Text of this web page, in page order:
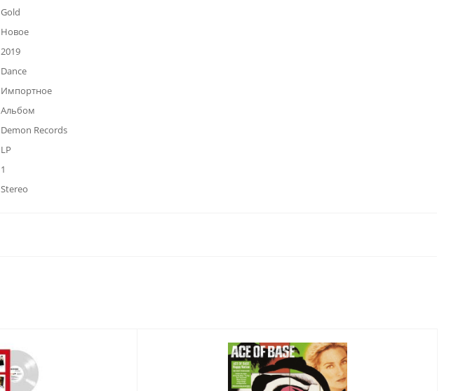
Gold
Новое
2019
Dance
Импортное
Альбом
Demon Records
LP
1
Stereo